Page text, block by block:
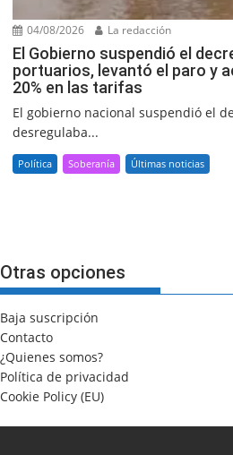
04/08/2026 La redacción
El Gobierno suspendió el
portuarios, levantó el paro y
20% en las tarifas
El gobierno nacional suspendió el
desregulaba...
Política Soberanía Últimas noticias
Otras opciones
Baja suscripción
Contacto
¿Quienes somos?
Política de privacidad
Cookie Policy (EU)